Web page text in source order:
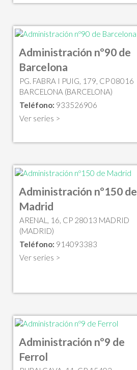
Administración nº90 de
Barcelona
PG. FABRA I PUIG, 179, CP 08016
BARCELONA (BARCELONA)
Teléfono: 933526906
Ver series >
Administración nº150 de
Madrid
ARENAL, 16, CP 28013 MADRID
(MADRID)
Teléfono: 914093383
Ver series >
Administración nº9 de
Ferrol